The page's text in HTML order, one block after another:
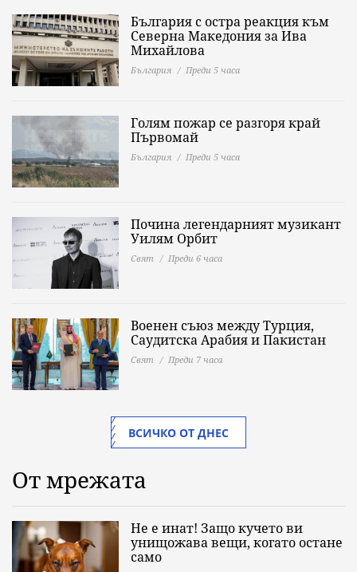
България с остра реакция към
Северна Македония за Ива
Михайлова
България Преди 5 часа
Голям пожар се разгоря край
Първомай
България Преди 5 часа
Почина легендарният музикант
Уилям Орбит
Свят Преди 6 часа
Военен съюз между Турция,
Саудитска Арабия и Пакистан
Свят Преди 7 часа
ВСИЧКО ОТ ДНЕС
От мрежата
Не е инат! Защо кучето ви
унищожава вещи, когато остане
само